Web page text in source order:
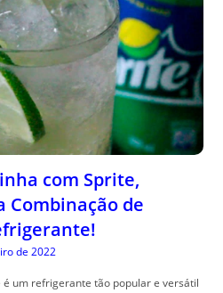
com Sprite,
Combinação de
de 2022
é um refrigerante tão popular e versátil